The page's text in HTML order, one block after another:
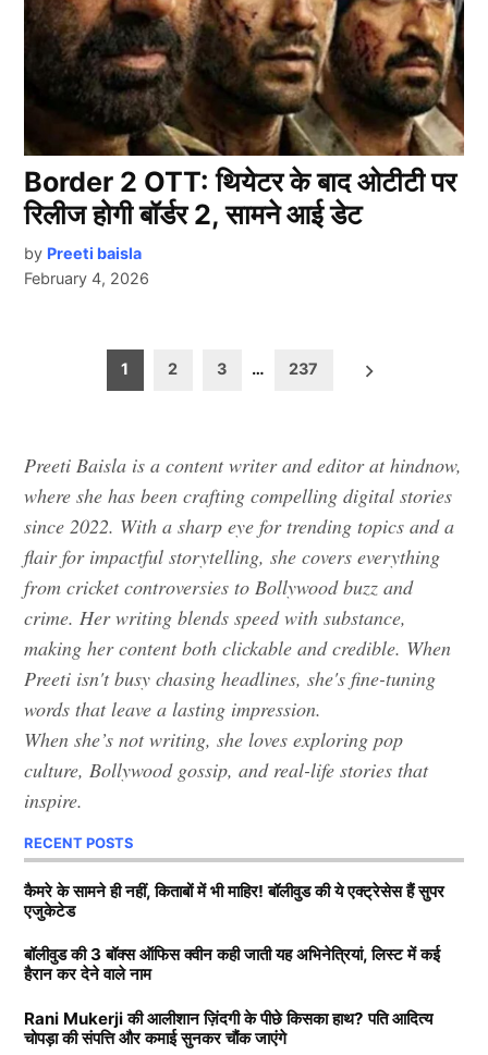
Border 2 OTT: थियेटर के बाद ओटीटी पर
रिलीज होगी बॉर्डर 2, सामने आई डेट
by Preeti baisla
February 4, 2026
pagination
1 2 3 … 237
Preeti Baisla is a content writer and editor at hindnow,
where she has been crafting compelling digital stories
since 2022. With a sharp eye for trending topics and a
flair for impactful storytelling, she covers everything
from cricket controversies to Bollywood buzz and
crime. Her writing blends speed with substance,
making her content both clickable and credible. When
Preeti isn't busy chasing headlines, she's fine-tuning
words that leave a lasting impression.
When she’s not writing, she loves exploring pop
culture, Bollywood gossip, and real-life stories that
inspire.
RECENT POSTS
कैमरे के सामने ही नहीं, किताबों में भी माहिर! बॉलीवुड की ये एक्ट्रेसेस हैं सुपर
एजुकेटेड
बॉलीवुड की 3 बॉक्स ऑफिस क्वीन कही जाती यह अभिनेत्रियां, लिस्ट में कई
हैरान कर देने वाले नाम
Rani Mukerji की आलीशान ज़िंदगी के पीछे किसका हाथ? पति आदित्य
चोपड़ा की संपत्ति और कमाई सुनकर चौंक जाएंगे